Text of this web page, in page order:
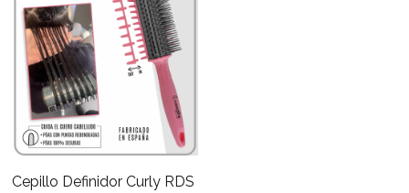
Cepillo Definidor Curly RDS